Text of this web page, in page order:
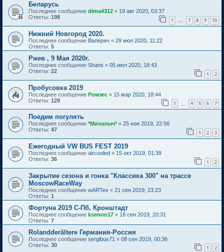
Беларусь
Последнее сообщение dima4312 « 19 авг 2020, 03:37
Ответы: 198 1 … 7 8 9 10
Нижний Новгород 2020.
Последнее сообщение Валерич « 29 июл 2020, 11:22
Ответы: 5
Ржев , 9 Мая 2020г.
Последнее сообщение Shans « 05 июл 2020, 18:43
Ответы: 22 1 2
Пробусовка 2019
Последнее сообщение Ромзес « 15 мар 2020, 18:44
Ответы: 129 1 4 5 6 7
Поедем погулять
Последнее сообщение *Михалыч*« 25 ноя 2019, 22:56
Ответы: 47 1 2 3
Ежегодный VW BUS FEST 2019
Последнее сообщение aircooled « 15 окт 2019, 01:39
Ответы: 36 1 2
Закрытие сезона и гонка "Классика 300" на трассе
MoscowRaceWay
Последнее сообщение wARTex « 21 сен 2019, 23:23
Ответы: 1
Фортуна 2019 С-Пб, Кронштадт
Последнее сообщение ksenon17 « 18 сен 2019, 20:31
Ответы: 7
Rolandderältere Германия-Россия
Последнее сообщение sergibus71 « 08 сен 2019, 00:36
Ответы: 30 1 2